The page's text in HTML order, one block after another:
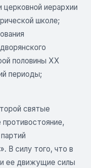
церковной иерархии
школе;
половины ХХ
периоды;
святые
противостояние,
В силу того, что в
ее движущие силы